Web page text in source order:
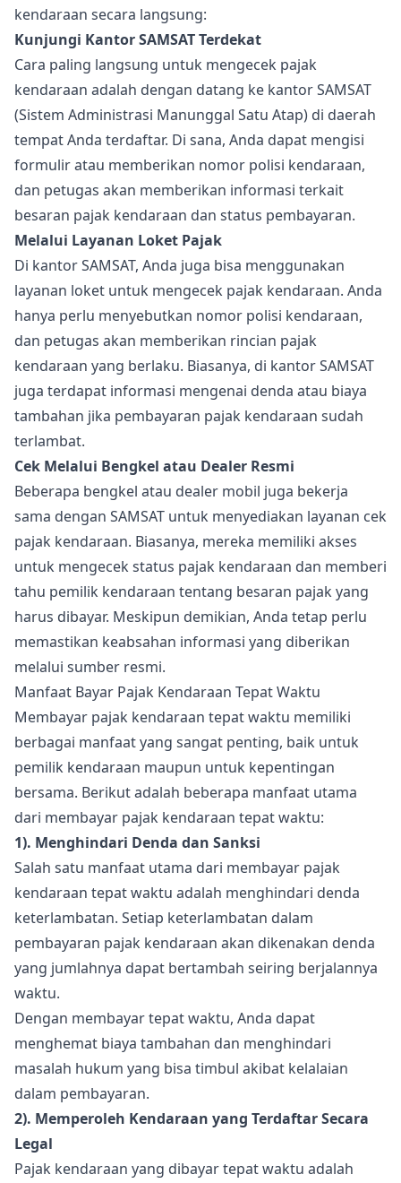
kendaraan secara langsung:
Kunjungi Kantor SAMSAT Terdekat
Cara paling langsung untuk mengecek pajak
kendaraan adalah dengan datang ke kantor SAMSAT
(Sistem Administrasi Manunggal Satu Atap) di daerah
tempat Anda terdaftar. Di sana, Anda dapat mengisi
formulir atau memberikan nomor polisi kendaraan,
dan petugas akan memberikan informasi terkait
besaran pajak kendaraan dan status pembayaran.
Melalui Layanan Loket Pajak
Di kantor SAMSAT, Anda juga bisa menggunakan
layanan loket untuk mengecek pajak kendaraan. Anda
hanya perlu menyebutkan nomor polisi kendaraan,
dan petugas akan memberikan rincian pajak
kendaraan yang berlaku. Biasanya, di kantor SAMSAT
juga terdapat informasi mengenai denda atau biaya
tambahan jika pembayaran pajak kendaraan sudah
terlambat.
Cek Melalui Bengkel atau Dealer Resmi
Beberapa bengkel atau dealer mobil juga bekerja
sama dengan SAMSAT untuk menyediakan layanan cek
pajak kendaraan. Biasanya, mereka memiliki akses
untuk mengecek status pajak kendaraan dan memberi
tahu pemilik kendaraan tentang besaran pajak yang
harus dibayar. Meskipun demikian, Anda tetap perlu
memastikan keabsahan informasi yang diberikan
melalui sumber resmi.
Manfaat Bayar Pajak Kendaraan Tepat Waktu
Membayar pajak kendaraan tepat waktu memiliki
berbagai manfaat yang sangat penting, baik untuk
pemilik kendaraan maupun untuk kepentingan
bersama. Berikut adalah beberapa manfaat utama
dari membayar pajak kendaraan tepat waktu:
1). Menghindari Denda dan Sanksi
Salah satu manfaat utama dari membayar pajak
kendaraan tepat waktu adalah menghindari denda
keterlambatan. Setiap keterlambatan dalam
pembayaran pajak kendaraan akan dikenakan denda
yang jumlahnya dapat bertambah seiring berjalannya
waktu.
Dengan membayar tepat waktu, Anda dapat
menghemat biaya tambahan dan menghindari
masalah hukum yang bisa timbul akibat kelalaian
dalam pembayaran.
2). Memperoleh Kendaraan yang Terdaftar Secara
Legal
Pajak kendaraan yang dibayar tepat waktu adalah